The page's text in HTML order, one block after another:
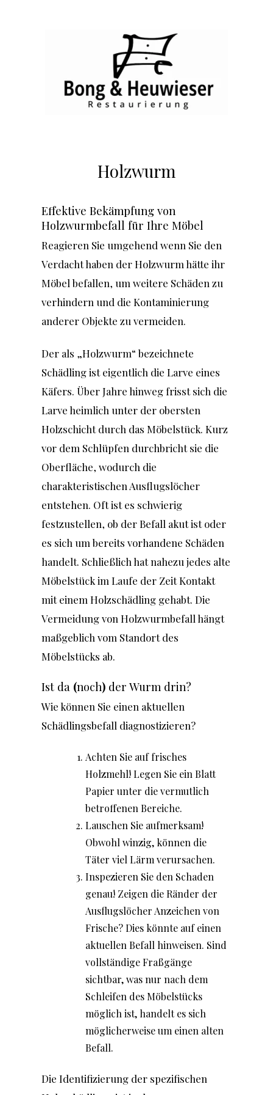
Holzwurm
Effektive Bekämpfung von
Holzwurmbefall für Ihre Möbel
Reagieren Sie umgehend wenn Sie den
Verdacht haben der Holzwurm hätte ihr
Möbel befallen, um weitere Schäden zu
verhindern und die Kontaminierung
anderer Objekte zu vermeiden.
Der als „Holzwurm“ bezeichnete
Schädling ist eigentlich die Larve eines
Käfers. Über Jahre hinweg frisst sich die
Larve heimlich unter der obersten
Holzschicht durch das Möbelstück. Kurz
vor dem Schlüpfen durchbricht sie die
Oberfläche, wodurch die
charakteristischen Ausflugslöcher
entstehen. Oft ist es schwierig
festzustellen, ob der Befall akut ist oder
es sich um bereits vorhandene Schäden
handelt. Schließlich hat nahezu jedes alte
Möbelstück im Laufe der Zeit Kontakt
mit einem Holzschädling gehabt. Die
Vermeidung von Holzwurmbefall hängt
maßgeblich vom Standort des
Möbelstücks ab.
Ist da (noch) der Wurm drin?
Wie können Sie einen aktuellen
Schädlingsbefall diagnostizieren?
Achten Sie auf frisches
Holzmehl! Legen Sie ein Blatt
Papier unter die vermutlich
betroffenen Bereiche.
Lauschen Sie aufmerksam!
Obwohl winzig, können die
Täter viel Lärm verursachen.
Inspezieren Sie den Schaden
genau! Zeigen die Ränder der
Ausflugslöcher Anzeichen von
Frische? Dies könnte auf einen
aktuellen Befall hinweisen. Sind
vollständige Fraßgänge
sichtbar, was nur nach dem
Schleifen des Möbelstücks
möglich ist, handelt es sich
möglicherweise um einen alten
Befall.
Die Identifizierung der spezifischen